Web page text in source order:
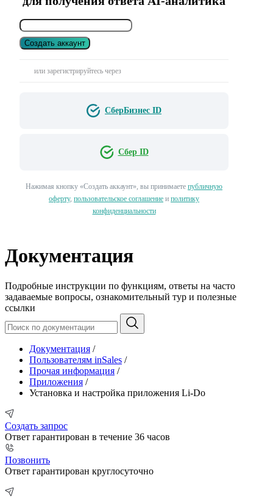
Создать аккаунт
или зарегистрируйтесь через
СберБизнес ID
Сбер ID
Нажимая кнопку «Создать аккаунт», вы принимаете публичную
оферту, пользовательское соглашение и политику
конфиденциальности
Документация
Подробные инструкции по функциям, ответы на часто
задаваемые вопросы, ознакомительный тур и полезные
ссылки
Документация /
Пользователям inSales /
Прочая информация /
Приложения /
Установка и настройка приложения Li-Do
Создать запрос
Ответ гарантирован в течение 36 часов
Позвонить
Ответ гарантирован круглосуточно